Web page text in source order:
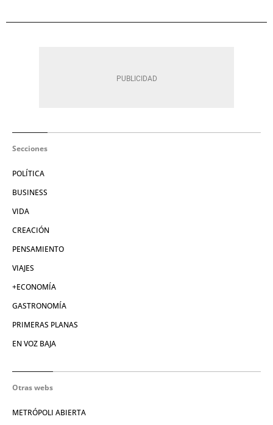
Secciones
POLÍTICA
BUSINESS
VIDA
CREACIÓN
PENSAMIENTO
VIAJES
+ECONOMÍA
GASTRONOMÍA
PRIMERAS PLANAS
EN VOZ BAJA
Otras webs
METRÓPOLI ABIERTA